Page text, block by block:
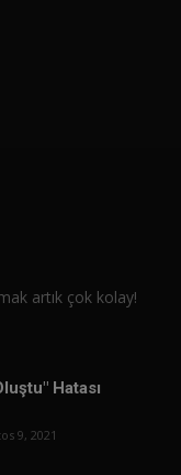
artık çok kolay!
Hatası
9, 2021